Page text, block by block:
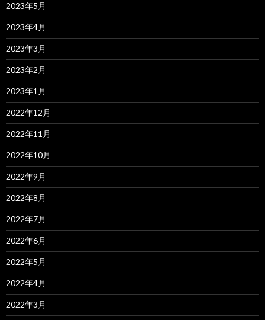
2023年5月
2023年4月
2023年3月
2023年2月
2023年1月
2022年12月
2022年11月
2022年10月
2022年9月
2022年8月
2022年7月
2022年6月
2022年5月
2022年4月
2022年3月